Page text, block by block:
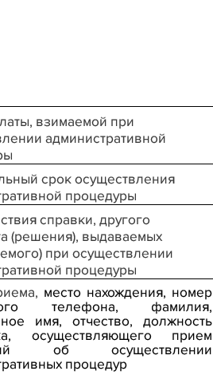
взимаемой при
административной
срок осуществления
процедуры
справки, другого
(решения), выдаваемых
при осуществлении
процедуры
место нахождения, номер
телефона, фамилия,
имя, отчество, должность
осуществляющего прием
об осуществлении
процедур